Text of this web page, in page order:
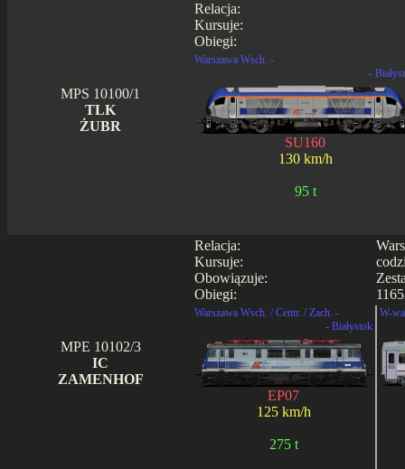
Relacja:
Kursuje:
Obiegi:
MPS 10100/1
TLK
ŻUBR
Warszawa Wsch. -
-
SU160
130 km/h
95 t
Relacja:
Kursuje:
Obowiązuje:
Obiegi:
MPE 10102/3
IC
ZAMENHOF
Warszawa Wsch. / Centr. / Zach. -
- Białystok
EP07
125 km/h
275 t
W-